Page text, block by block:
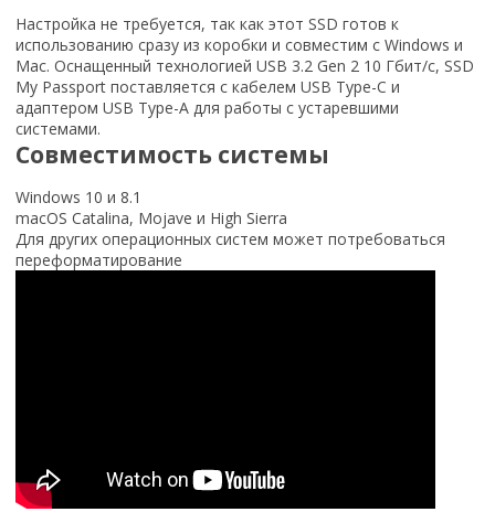
Настройка не требуется, так как этот SSD готов к
использованию сразу из коробки и совместим с Windows и
Mac. Оснащенный технологией USB 3.2 Gen 2 10 Гбит/с, SSD
My Passport поставляется с кабелем USB Type-C и
адаптером USB Type-A для работы с устаревшими
системами.
Совместимость системы
Windows 10 и 8.1
macOS Catalina, Mojave и High Sierra
Для других операционных систем может потребоваться
переформатирование